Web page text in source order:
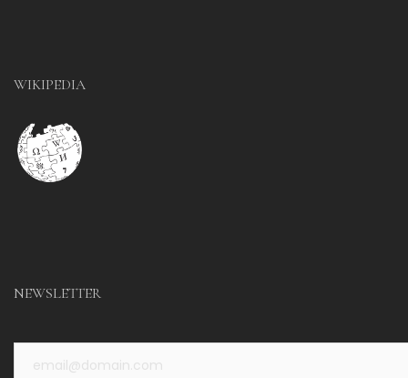
WIKIPEDIA
NEWSLETTER